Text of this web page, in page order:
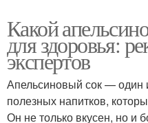
Какой
для здоровья:
экспертов
Апельсиновый сок — один
полезных напитков,
Он не только вкусен, но и